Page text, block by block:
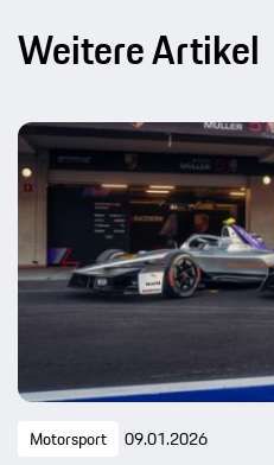
Weitere Artikel
Motorsport 09.01.2026